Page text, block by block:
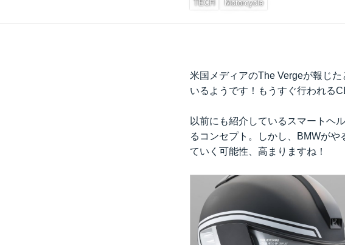
TECH Motorcycle
米国メディアのThe Vergeが報じ
いるようです！もうすぐ行われる
以前にも紹介している スマートヘ
るコンセプト。しかし、BMWが
ていく可能性、高まりますね！